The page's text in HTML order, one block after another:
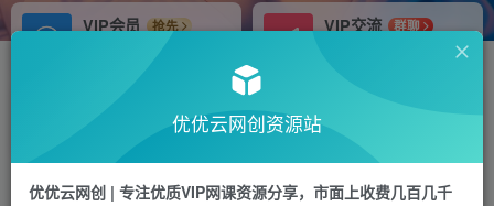
VIP会员
抢先
免费下载全站资源
VIP交流
群聊
研究探讨更多创业项目路子。
站长V：hu91275
推荐
首页 福源网 正文
优优云网创资源站
优优云网创 | 专注优质VIP网课资源分享，市面上收费几百几千